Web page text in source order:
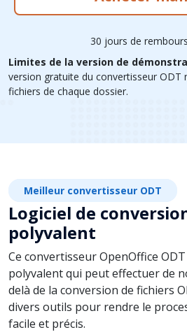
30 jours de
Limites de la version de
version gratuite du convertisseur ODT
fichiers de chaque dossier.
Meilleur convertisseur ODT
Logiciel de
polyvalent
Ce convertisseur OpenOffice
polyvalent qui peut effectuer de
delà de la conversion de fichiers
divers outils pour rendre le
facile et précis.